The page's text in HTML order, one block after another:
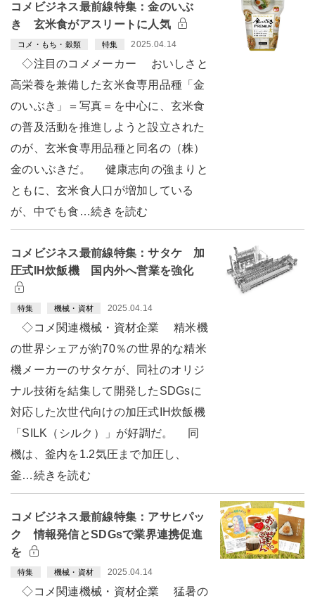
コメビジネス最前線特集：金のいぶ
き 玄米食がアスリートに人気
コメ・もち・穀類 特集 2025.04.14
◇注目のコメメーカー おいしさと
高栄養を兼備した玄米食専用品種「金
のいぶき」＝写真＝を中心に、玄米食
の普及活動を推進しようと設立された
のが、玄米食専用品種と同名の（株）
金のいぶきだ。 健康志向の強まりと
ともに、玄米食人口が増加している
が、中でも食…続きを読む
コメビジネス最前線特集：サタケ 加
圧式IH炊飯機 国内外へ営業を強化
特集 機械・資材 2025.04.14
◇コメ関連機械・資材企業 精米機
の世界シェアが約70％の世界的な精米
機メーカーのサタケが、同社のオリジ
ナル技術を結集して開発したSDGsに
対応した次世代向けの加圧式IH炊飯機
「SILK（シルク）」が好調だ。 同
機は、釜内を1.2気圧まで加圧し、
釜…続きを読む
コメビジネス最前線特集：アサヒパッ
ク 情報発信とSDGsで業界連携促進
を
特集 機械・資材 2025.04.14
◇コメ関連機械・資材企業 猛暑の